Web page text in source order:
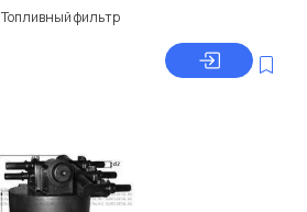
Топливный фильтр